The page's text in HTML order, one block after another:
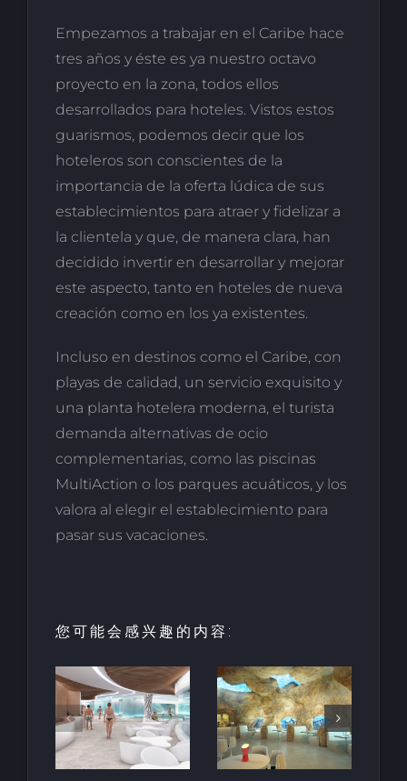
Empezamos a trabajar en el Caribe hace
tres años y éste es ya nuestro octavo
proyecto en la zona, todos ellos
desarrollados para hoteles. Vistos estos
guarismos, podemos decir que los
hoteleros son conscientes de la
importancia de la oferta lúdica de sus
establecimientos para atraer y fidelizar a
la clientela y que, de manera clara, han
decidido invertir en desarrollar y mejorar
este aspecto, tanto en hoteles de nueva
creación como en los ya existentes.
Incluso en destinos como el Caribe, con
playas de calidad, un servicio exquisito y
una planta hotelera moderna, el turista
demanda alternativas de ocio
complementarias, como las piscinas
MultiAction o los parques acuáticos, y los
valora al elegir el establecimiento para
pasar sus vacaciones.
您可能会感兴趣的内容:
用于亲水建
筑的室内人
造岩石
天然梯田泳
池